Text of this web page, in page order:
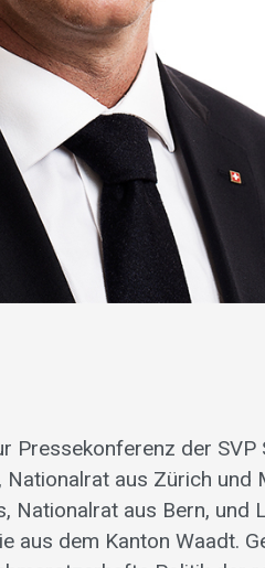
Pressekonferenz der
aus Zürich und
Nationalrat aus Bern, und
aus dem Kanton Waadt.